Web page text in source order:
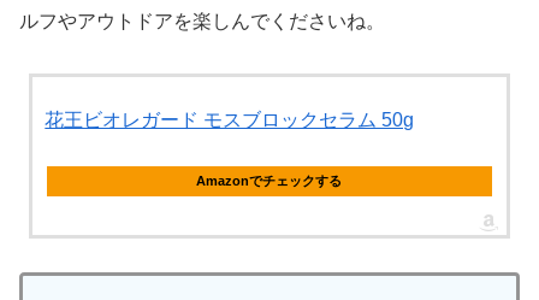
ルフやアウトドアを楽しんでくださいね。
花王ビオレガード モスブロックセラム 50g
Amazonでチェックする